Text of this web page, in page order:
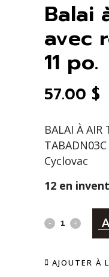
Balai
avec
11 po.
57.00 $
BALAI À AIR
Cyclovac
12 en
Balai
airAJOUTER À